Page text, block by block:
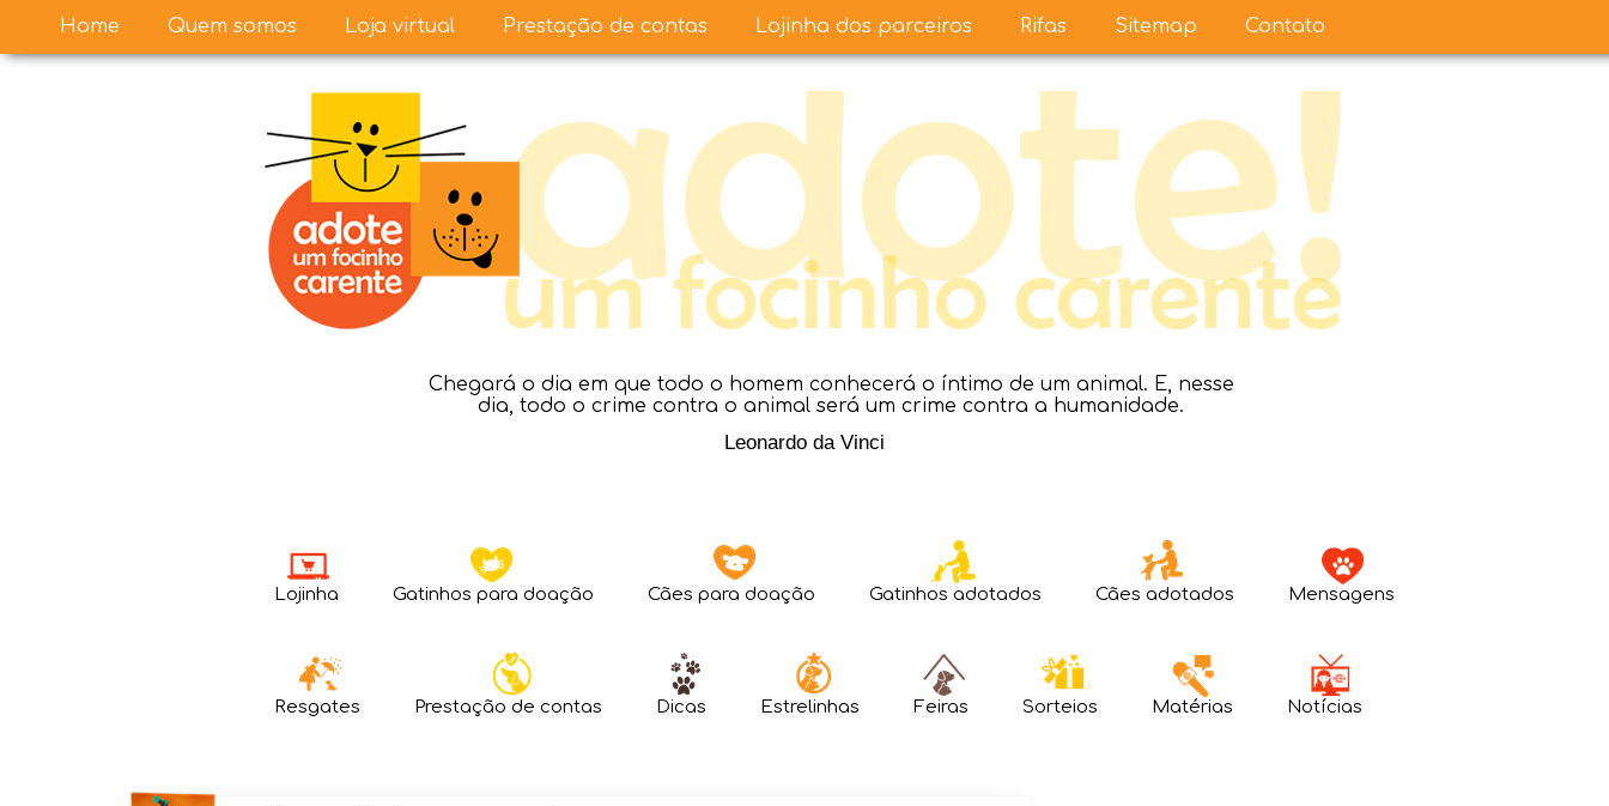
Chegará o dia em que todo o homem conhecerá o íntimo de um animal. E, nesse
dia, todo o crime contra o animal será um crime contra a humanidade.
Leonardo da Vinci
Lojinha Gatinhos para doação Cães para doação Gatinhos adotados Cães adotados Mensagens
Resgates Prestação de contas Dicas Estrelinhas Feiras Sorteios Matérias Notícias
Home Quem somos Loja virtual Prestação de contas Lojinha dos parceiros Rifas Sitemap Contato